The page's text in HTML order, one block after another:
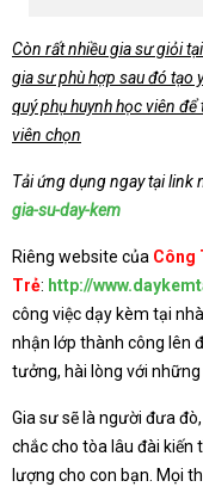
Còn rất nhiều gia sư giỏi
gia sư phù hợp sau đó tạo
quý phụ huynh học viên
viên chọn
Tải ứng dụng ngay tại link
gia-su-day-kem
Riêng website của Công
Trẻ: http://
công việc dạy kèm tại
nhận lớp thành công lên
tưởng, hài lòng với
Gia sư sẽ là người đưa
chắc cho tòa lâu đài kiến
lượng cho con bạn. Mọi